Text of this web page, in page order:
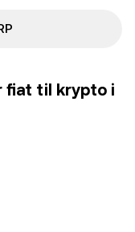
fiat til krypto i